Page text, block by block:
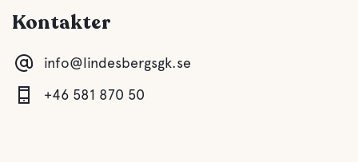
Kontakter
info@lindesbergsgk.se
+46 581 870 50